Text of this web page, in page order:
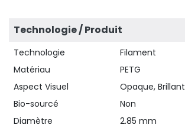
Technologie / Produit
Technologie
Filament
Matériau
PETG
Aspect Visuel
Opaque, Brillant
Bio-sourcé
Non
Diamètre
2.85 mm